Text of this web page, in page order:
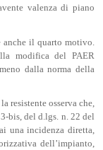
valenza di piano
anche il quarto motivo.
modifica del PAER
dalla norma della
resistente osserva che,
bis, del d.lgs. n. 22 del
una incidenza diretta,
dell’impianto,